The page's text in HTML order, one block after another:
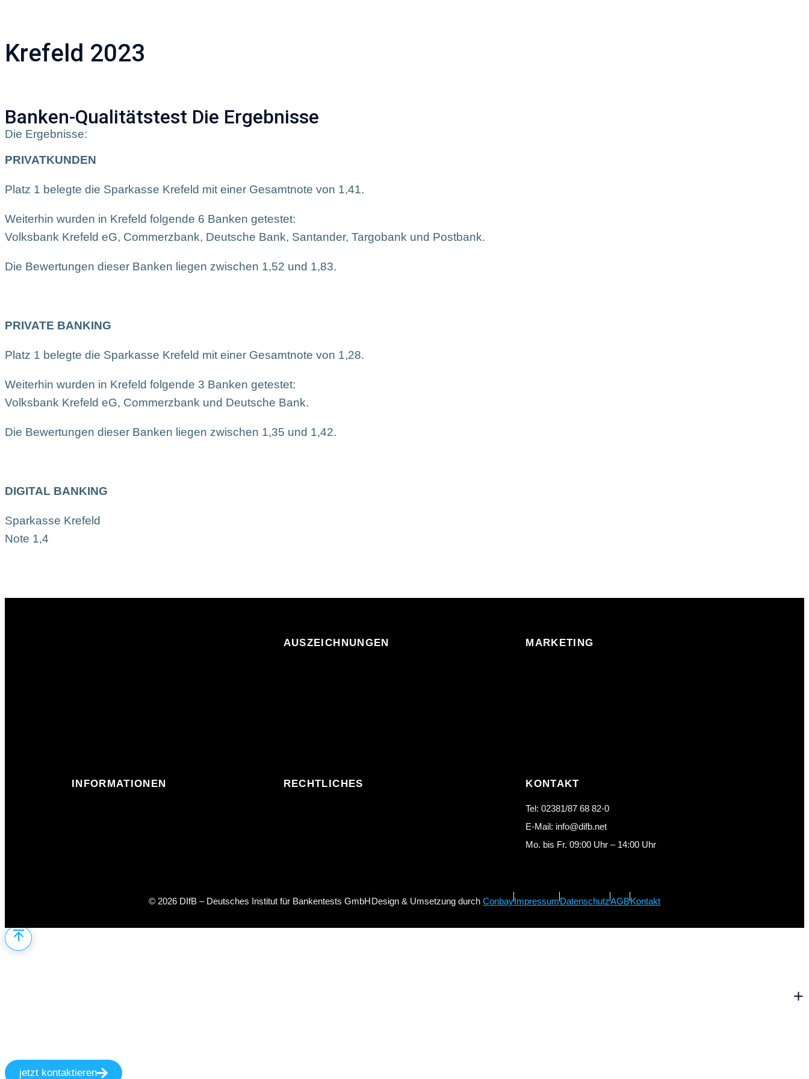
Krefeld 2023
Banken-Qualitätstest Die Ergebnisse
Die Ergebnisse:
PRIVATKUNDEN
Platz 1 belegte die Sparkasse Krefeld mit einer Gesamtnote von 1,41.
Weiterhin wurden in Krefeld folgende 6 Banken getestet:
Volksbank Krefeld eG, Commerzbank, Deutsche Bank, Santander, Targobank und Postbank.
Die Bewertungen dieser Banken liegen zwischen 1,52 und 1,83.
PRIVATE BANKING
Platz 1 belegte die Sparkasse Krefeld mit einer Gesamtnote von 1,28.
Weiterhin wurden in Krefeld folgende 3 Banken getestet:
Volksbank Krefeld eG, Commerzbank und Deutsche Bank.
Die Bewertungen dieser Banken liegen zwischen 1,35 und 1,42.
DIGITAL BANKING
Sparkasse Krefeld
Note 1,4
AUSZEICHNUNGEN MARKETING
INFORMATIONEN RECHTLICHES KONTAKT
Tel: 02381/87 68 82-0
E-Mail: info@difb.net
Mo. bis Fr. 09:00 Uhr – 14:00 Uhr
© 2026 DIfB – Deutsches Institut für Bankentests GmbHDesign & Umsetzung durch ConbayImpressumDatenschutzAGBKontakt
jetzt kontaktieren